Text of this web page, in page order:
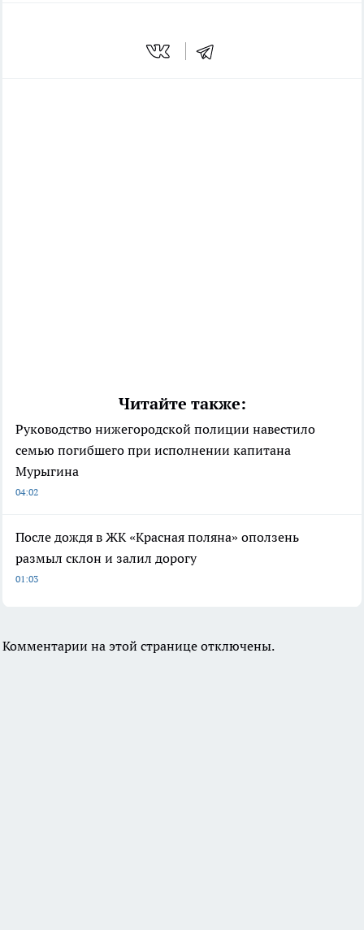
Читайте также:
Руководство нижегородской полиции навестило
семью погибшего при исполнении капитана
Мурыгина
04:02
После дождя в ЖК «Красная поляна» оползень
размыл склон и залил дорогу
01:03
Комментарии на этой странице отключены.